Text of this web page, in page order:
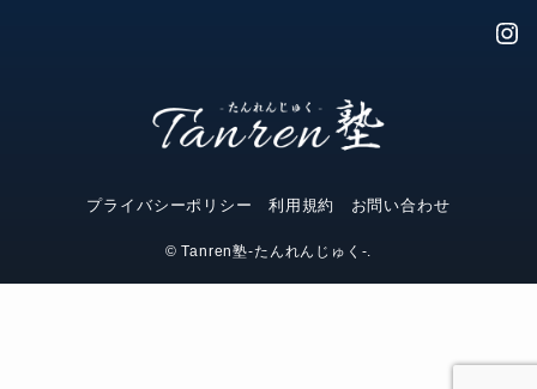
プライバシーポリシー 利用規約 お問い合わせ
© Tanren塾-たんれんじゅく-.